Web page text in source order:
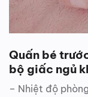
Quấn bé
bộ giấc ngủ
– Nhiệt độ